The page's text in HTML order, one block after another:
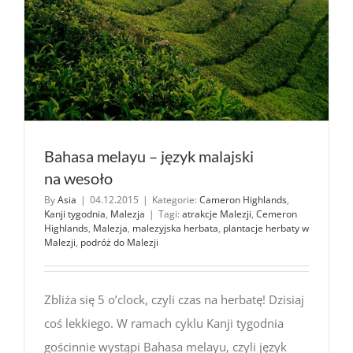
Bahasa melayu – język malajski
na wesoło
ByAsia | 04.12.2015 | Kategorie: Cameron Highlands,
Kanji tygodnia, Malezja | Tagi: atrakcje Malezji, Cemeron
Highlands, Malezja, malezyjska herbata, plantacje herbaty w
Malezji, podróż do Malezji
Zbliża się 5 o’clock, czyli czas na herbatę! Dzisiaj
coś lekkiego. W ramach cyklu Kanji tygodnia
gościnnie wystąpi Bahasa melayu, czyli język